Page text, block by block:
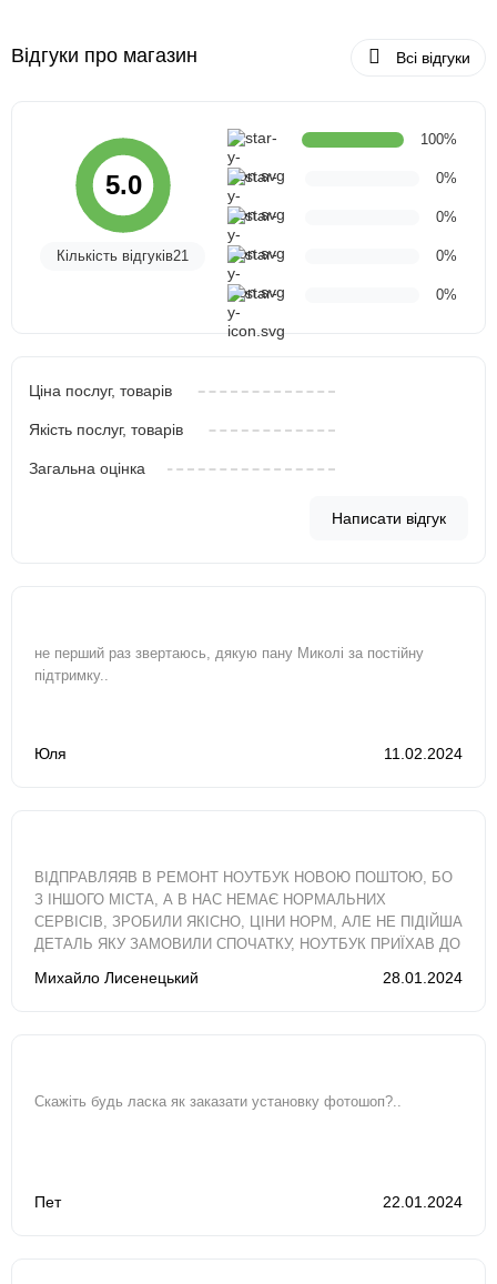
Відгуки про магазин Всі відгуки
5.0
Кількість відгуків21
100%
0%
0%
0%
0%
Ціна послуг, товарів
Якість послуг, товарів
Загальна оцінка
Написати відгук
не перший раз звертаюсь, дякую пану Миколі за постійну
підтримку..
Юля 11.02.2024
ВІДПРАВЛЯЯВ В РЕМОНТ НОУТБУК НОВОЮ ПОШТОЮ, БО
З ІНШОГО МІСТА, А В НАС НЕМАЄ НОРМАЛЬНИХ
СЕРВІСІВ, ЗРОБИЛИ ЯКІСНО, ЦІНИ НОРМ, АЛЕ НЕ ПІДІЙША
ДЕТАЛЬ ЯКУ ЗАМОВИЛИ СПОЧАТКУ, НОУТБУК ПРИЇХАВ ДО
Михайло Лисенецький 28.01.2024
Скажіть будь ласка як заказати установку фотошоп?..
Пет 22.01.2024